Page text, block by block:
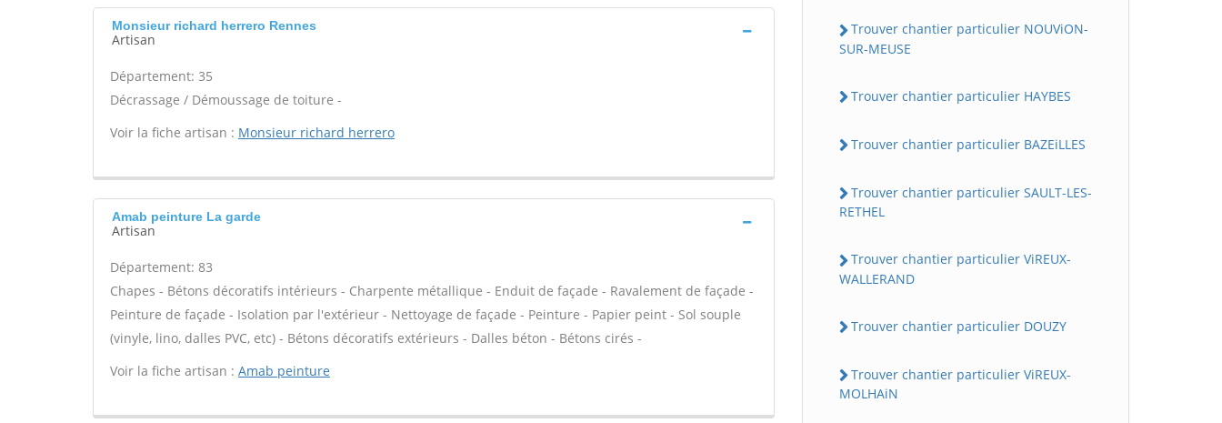
Monsieur richard herrero Rennes
Artisan
Département: 35
Décrassage / Démoussage de toiture -
Voir la fiche artisan : Monsieur richard herrero
Amab peinture La garde
Artisan
Département: 83
Chapes - Bétons décoratifs intérieurs - Charpente métallique - Enduit de façade - Ravalement de façade -
Peinture de façade - Isolation par l'extérieur - Nettoyage de façade - Peinture - Papier peint - Sol souple
(vinyle, lino, dalles PVC, etc) - Bétons décoratifs extérieurs - Dalles béton - Bétons cirés -
Voir la fiche artisan : Amab peinture
Trouver chantier particulier NOUViON-
SUR-MEUSE
Trouver chantier particulier HAYBES
Trouver chantier particulier BAZEiLLES
Trouver chantier particulier SAULT-LES-
RETHEL
Trouver chantier particulier ViREUX-
WALLERAND
Trouver chantier particulier DOUZY
Trouver chantier particulier ViREUX-
MOLHAiN